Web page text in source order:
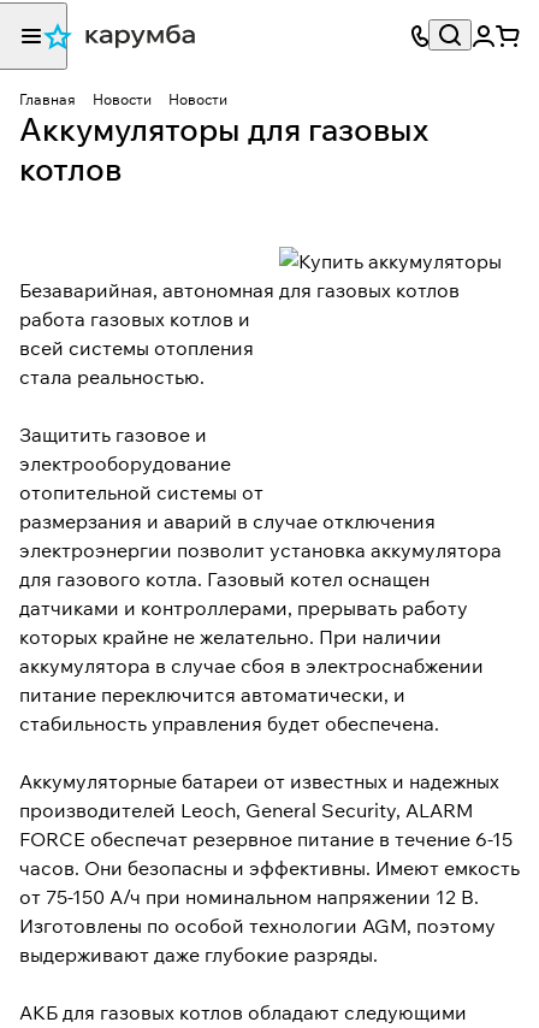
Главная Новости Новости
Аккумуляторы для газовых
котлов
Безаварийная, автономная
работа газовых котлов и
всей системы отопления
стала реальностью.
Защитить газовое и
электрооборудование
отопительной системы от
размерзания и аварий в случае отключения
электроэнергии позволит установка аккумулятора
для газового котла. Газовый котел оснащен
датчиками и контроллерами, прерывать работу
которых крайне не желательно. При наличии
аккумулятора в случае сбоя в электроснабжении
питание переключится автоматически, и
стабильность управления будет обеспечена.
Аккумуляторные батареи от известных и надежных
производителей Leoch, General Security, ALARM
FORCE обеспечат резервное питание в течение 6-15
часов. Они безопасны и эффективны. Имеют емкость
от 75-150 А/ч при номинальном напряжении 12 В.
Изготовлены по особой технологии AGM, поэтому
выдерживают даже глубокие разряды.
АКБ для газовых котлов обладают следующими